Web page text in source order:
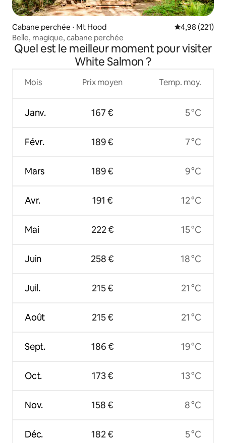
Cabane perchée ⋅ Mt Hood Évaluation
4,98 (221)
Belle, magique, cabane perchée
Quel est le meilleur moment pour visiter
White Salmon ?
Mois
Janv.
Févr.
Mars
Avr.
Mai
Juin
Juil.
Août
Sept.
Oct.
Nov.
Déc.
Prix moyen
167 €
189 €
189 €
191 €
222 €
258 €
215 €
215 €
186 €
173 €
158 €
182 €
Temp. moy.
5 °C
7 °C
9 °C
12 °C
15 °C
18 °C
21 °C
21 °C
19 °C
13 °C
8 °C
5 °C